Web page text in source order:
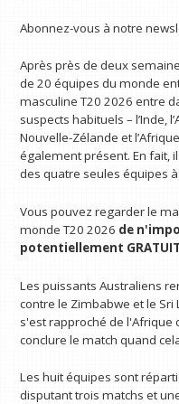
Abonnez-vous à notre
Après près de deux
de 20 équipes du monde
masculine T20 2026 entre
suspects habituels – l’Inde,
Nouvelle-Zélande et
également présent. En fait,
des quatre seules équipes
Vous pouvez regarder le
monde T20 2026 de
potentiellement
Les puissants Australiens
contre le Zimbabwe et le
s'est rapproché de l'Afrique
conclure le match quand
Les huit équipes sont
disputant trois matchs et